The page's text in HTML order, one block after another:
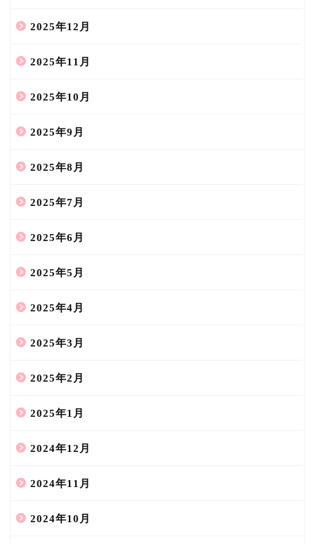
2025年12月
2025年11月
2025年10月
2025年9月
2025年8月
2025年7月
2025年6月
2025年5月
2025年4月
2025年3月
2025年2月
2025年1月
2024年12月
2024年11月
2024年10月